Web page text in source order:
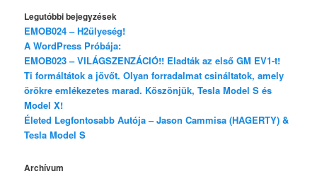
Legutóbbi bejegyzések
EMOB024 – H2ülyeség!
A WordPress Próbája:
EMOB023 – VILÁGSZENZÁCIÓ!! Eladták az első GM EV1-t!
Ti formáltátok a jövőt. Olyan forradalmat csináltatok, amely
örökre emlékezetes marad. Köszönjük, Tesla Model S és
Model X!
Életed Legfontosabb Autója – Jason Cammisa (HAGERTY) &
Tesla Model S
Archívum